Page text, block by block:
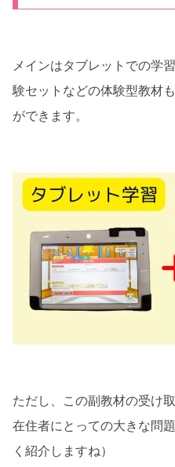
メインはタブレットでの学
験セットなどの体験型教材
ができます。
ただし、この副教材の受け
在住者にとっての大きな問
く紹介しますね）